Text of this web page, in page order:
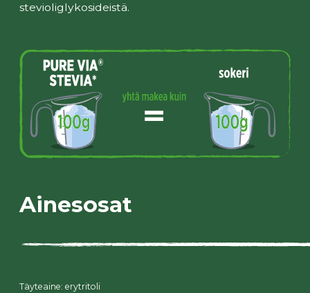
stevioliglykosideistä.
Ainesosat
Täyteaine: erytritoli